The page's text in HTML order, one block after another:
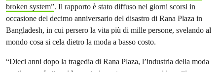
broken system”. Il rapporto è stato diffuso nei giorni scorsi in
occasione del decimo anniversario del disastro di Rana Plaza in
Bangladesh, in cui persero la vita più di mille persone, svelando al
mondo cosa si cela dietro la moda a basso costo.
“Dieci anni dopo la tragedia di Rana Plaza, l’industria della moda